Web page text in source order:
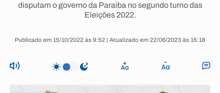
disputam o governo da Paraíba no segundo turno das
Eleições 2022.
Publicado em 15/10/2022 às 9:52 | Atualizado em 22/06/2023 às 15:18